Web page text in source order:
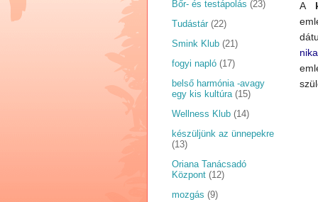
A
Bőr- és testápolás (23)
Tudástár (22)
Smink Klub (21)
fogyi napló (17)
belső harmónia -avagy
egy kis kultúra (15)
Wellness Klub (14)
készüljünk az ünnepekre
(13)
Oriana Tanácsadó
Központ (12)
mozgás (9)